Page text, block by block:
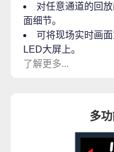
对任意通道的回
面细节。
可将现场实时画
LED大屏上。
了解更多...
多